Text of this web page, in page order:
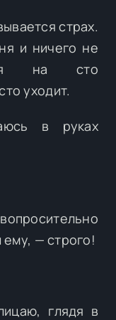
страх.
и ничего не
на сто
уходит.
в руках
ему, — строго!
глядя в